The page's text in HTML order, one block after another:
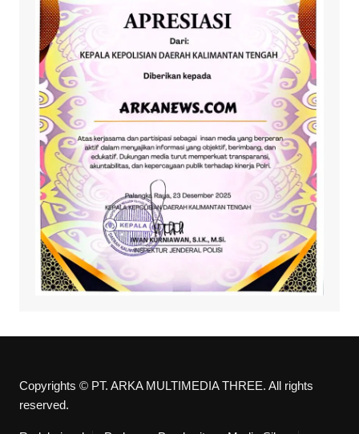
Copyrights © PT. ARKA MULTIMEDIA THREE. All rights
reserved.